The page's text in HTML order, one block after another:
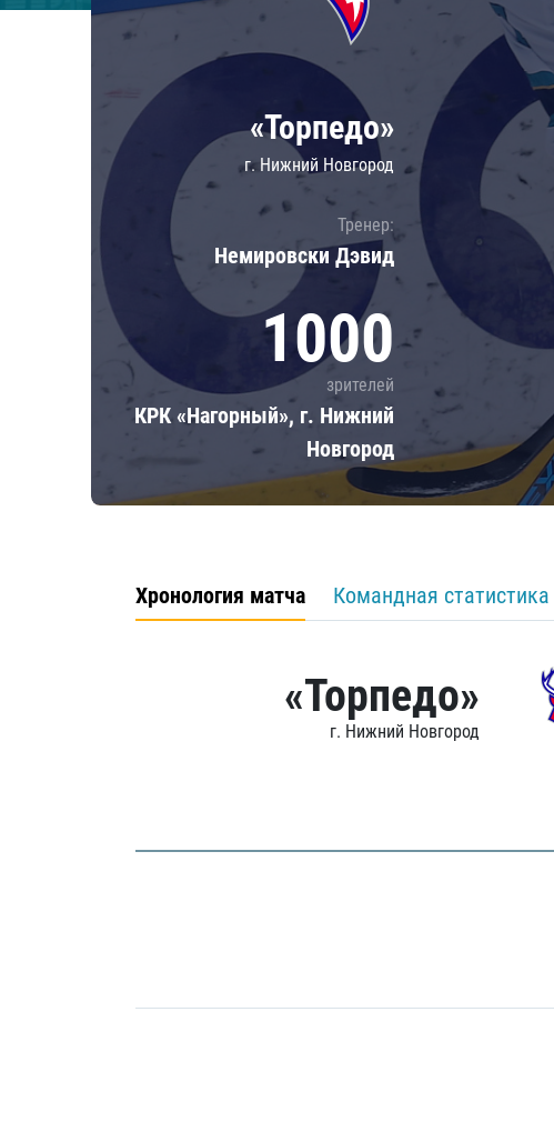
Локомотив
Северсталь
Шанхайские Драконы
«Торпедо»
г. Нижний Новгород
Тренер:
Немировски Дэвид
1000
зрителей
КРК «Нагорный», г. Нижний
Новгород
Хронология матча Командная статистика
«Торпедо»
г. Нижний Новгород